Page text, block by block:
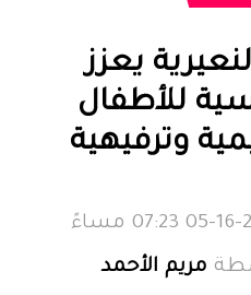
يعزز
للأطفال
وترفيهية
مريم الأحمد